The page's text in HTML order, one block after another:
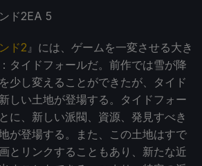
ド2 』には、ゲームを一変させる大き
タイドフォールだ。前作では雪が降
少し変えることができたが、タイド
しい土地が登場する。タイドフォー
に、新しい派閥、資源、発見すべき
が登場する。また、この土地はすで
とリンクすることもあり、新たな近